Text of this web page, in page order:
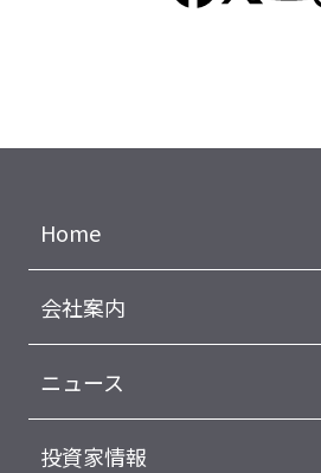
Home
会社案内
ニュース
投資家情報